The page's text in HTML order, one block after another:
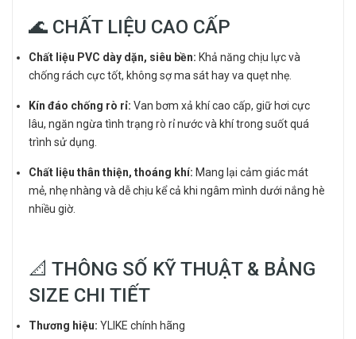
🌊 CHẤT LIỆU CAO CẤP
Chất liệu PVC dày dặn, siêu bền: Khả năng chịu lực và
chống rách cực tốt, không sợ ma sát hay va quẹt nhẹ.
Kín đáo chống rò rỉ: Van bơm xả khí cao cấp, giữ hơi cực
lâu, ngăn ngừa tình trạng rò rỉ nước và khí trong suốt quá
trình sử dụng.
Chất liệu thân thiện, thoáng khí: Mang lại cảm giác mát
mẻ, nhẹ nhàng và dễ chịu kể cả khi ngâm mình dưới nắng hè
nhiều giờ.
📐 THÔNG SỐ KỸ THUẬT & BẢNG
SIZE CHI TIẾT
Thương hiệu: YLIKE chính hãng